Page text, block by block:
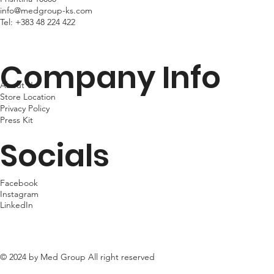
info@medgroup-ks.com
Tel: +383 48 224 422
Company Info
About Us
Store Location
Privacy Policy
Press Kit
Socials
Facebook
Instagram
LinkedIn
© 2024 by Med Group All right reserved